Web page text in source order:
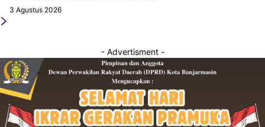
3 Agustus 2026
- Advertisment -